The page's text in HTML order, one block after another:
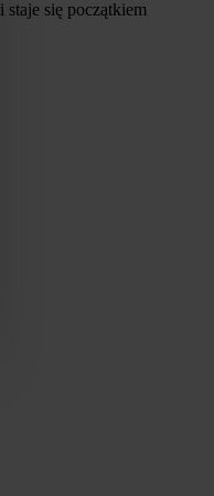
się początkiem